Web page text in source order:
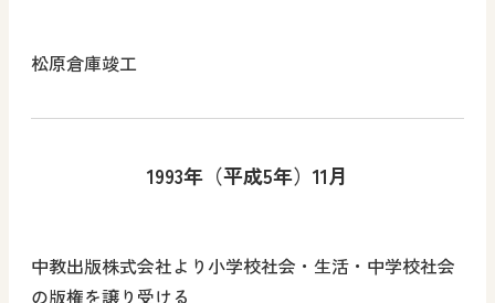
松原倉庫竣工
1993年（平成5年）11月
中教出版株式会社より小学校社会・生活・中学校社会
の版権を譲り受ける